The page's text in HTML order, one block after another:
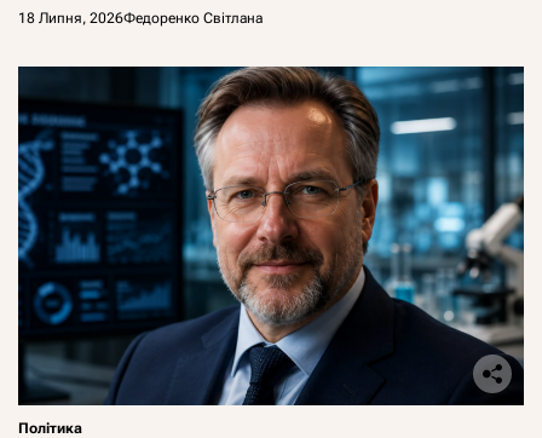
18 Липня, 2026Федоренко Світлана
Політика